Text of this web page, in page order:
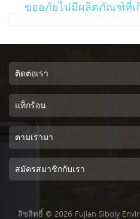
ขออภัยไม่มีผลิตภัณฑ์ที่เ
ติดต่อเรา
แท็กร้อน
ตามเรามา
สมัครสมาชิกกับเรา
ลิขสิทธิ์ © 2026 Fujian Siboly